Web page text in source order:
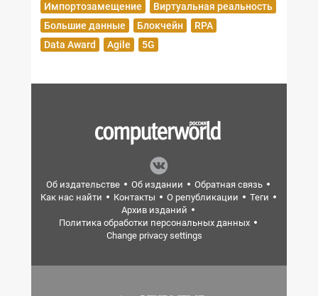
Импортозамещение
Виртуальная реальность
Большие данные
Блокчейн
RPA
Data Award
Agile 5G
Об издательстве Об издании
Обратная связь
Как нас найти
Контакты О републикации
Теги
Архив изданий
Политика обработки персональных данных
Change privacy settings